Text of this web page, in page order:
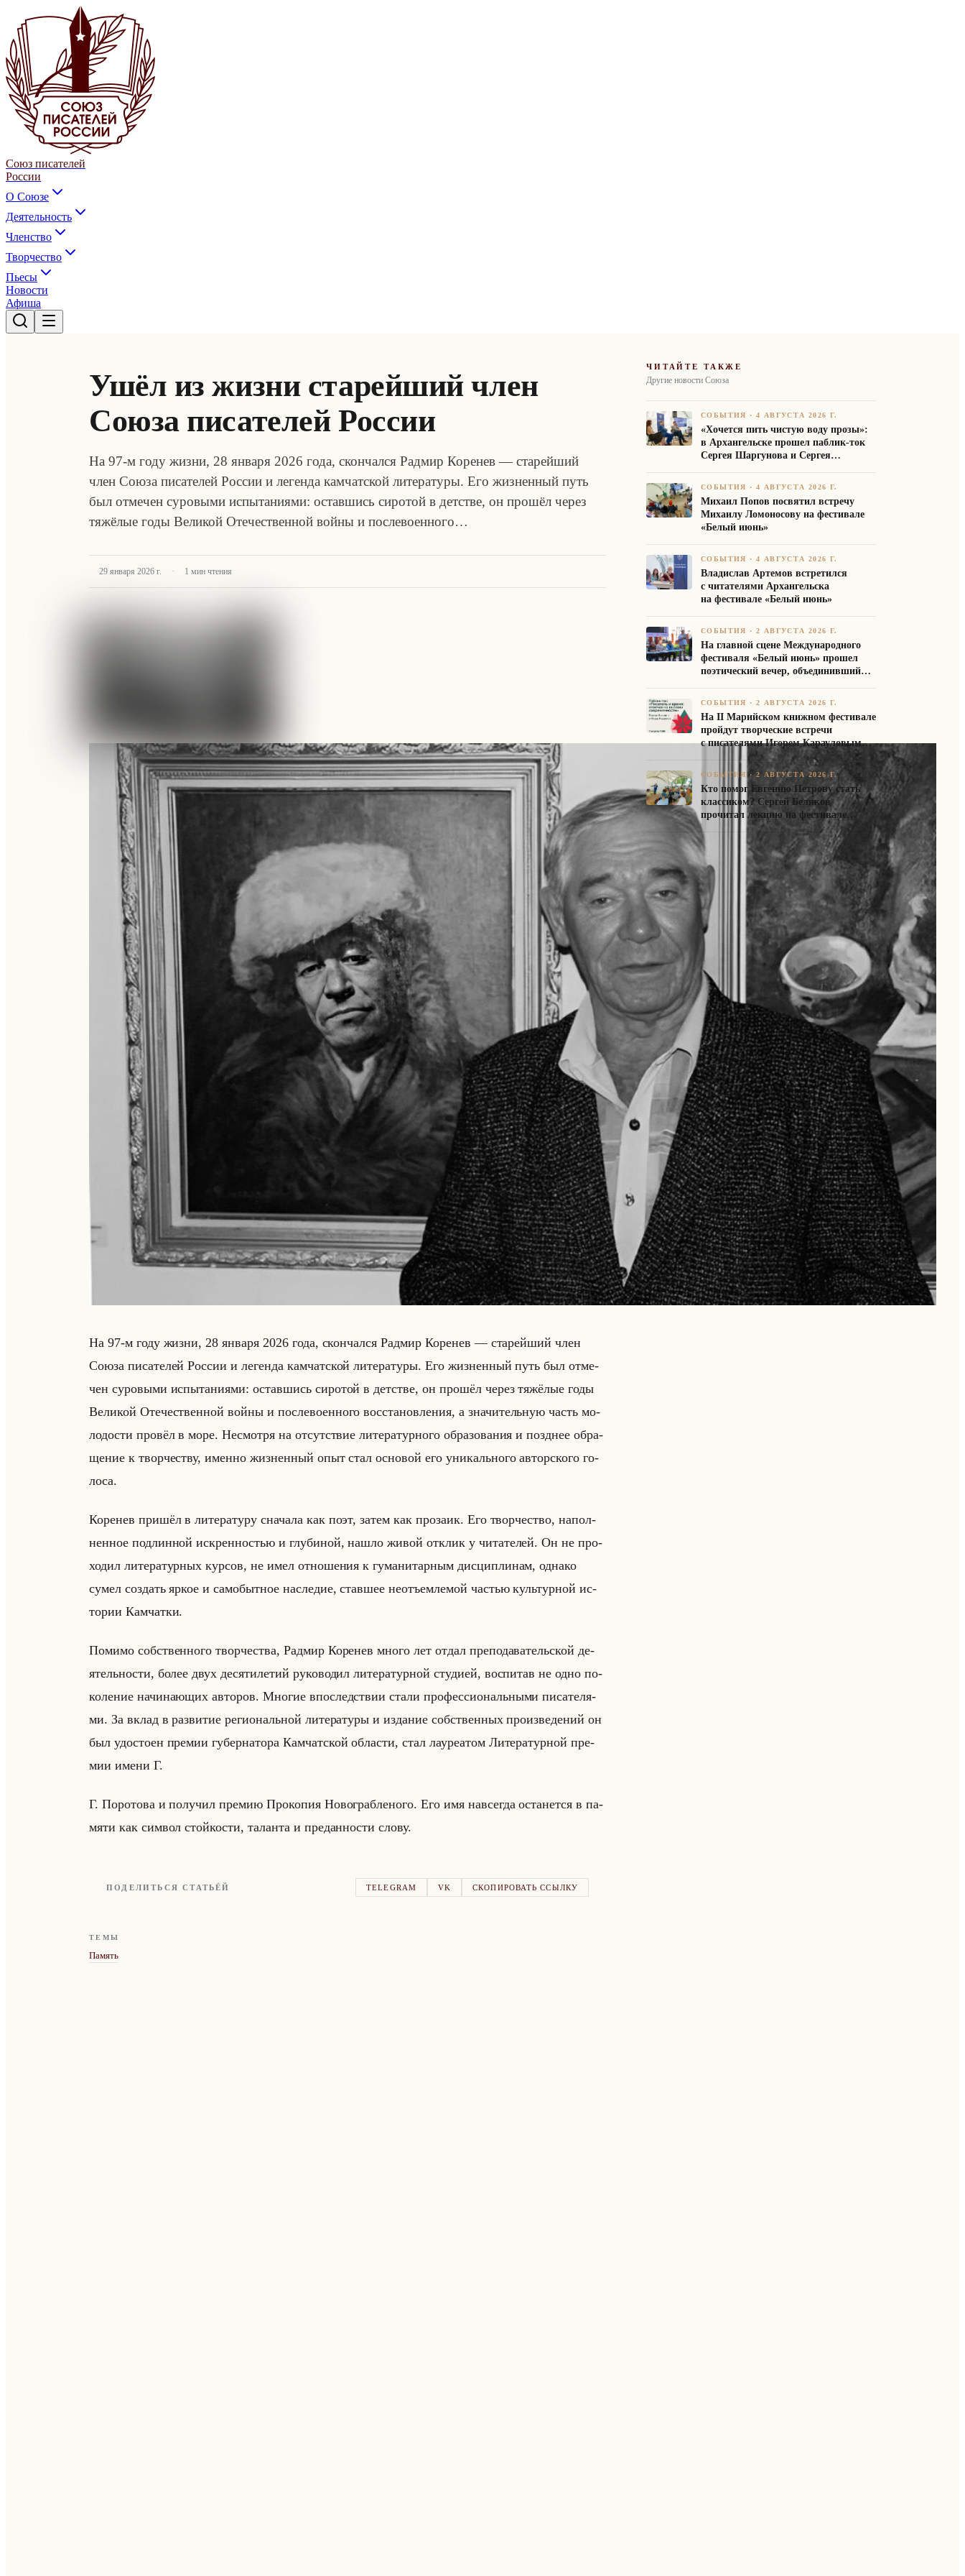
Союз писателей
России
О Союзе
Деятельность
Членство
Творчество
Пьесы
Новости
Афиша
Ушёл из жизни старейший член
Союза писателей России
На 97-м году жизни, 28 января 2026 года, скончался Радмир Коренев — старейший
член Союза писателей России и легенда камчатской литературы. Его жизненный путь
был отмечен суровыми испытаниями: оставшись сиротой в детстве, он прошёл через
тяжёлые годы Великой Отечественной войны и послевоенного…
29 января 2026 г. · 1 мин чтения
На 97-м году жизни, 28 ян­ва­ря 2026 года, скон­чал­ся Рад­мир Ко­ре­нев — ста­рейший член
Союза пи­са­те­лей Рос­сии и ле­ген­да кам­чат­ской ли­те­ра­ту­ры. Его жиз­нен­ный путь был от­ме­
чен су­ро­вы­ми ис­пы­та­ни­ями: остав­шись си­ро­той в дет­стве, он про­шёл через тя­жё­лые годы
Ве­ли­кой Оте­че­ствен­ной войны и по­сле­во­ен­но­го вос­ста­нов­ле­ния, а зна­чи­тельную часть мо­
ло­до­сти про­вёл в море. Несмот­ря на от­сут­ствие ли­те­ра­тур­но­го об­ра­зо­ва­ния и позд­нее об­ра­
ще­ние к твор­че­ству, имен­но жиз­нен­ный опыт стал ос­но­вой его уни­кально­го ав­тор­ско­го го­
ло­са.
Ко­ре­нев при­шёл в ли­те­ра­ту­ру сна­ча­ла как поэт, затем как про­за­ик. Его твор­че­ство, на­пол­
нен­ное под­лин­ной ис­крен­но­стью и глу­би­ной, нашло живой от­клик у чи­та­те­лей. Он не про­
хо­дил ли­те­ра­тур­ных кур­сов, не имел от­но­ше­ния к гу­ма­ни­тар­ным дис­ци­пли­нам, од­на­ко
сумел со­здать яркое и са­мо­быт­ное на­сле­дие, став­шее неотъем­ле­мой ча­стью культур­ной ис­
то­рии Кам­чат­ки.
По­ми­мо соб­ствен­но­го твор­че­ства, Рад­мир Ко­ре­нев много лет отдал пре­по­да­ва­тельской де­
ятельно­сти, более двух де­ся­ти­ле­тий ру­ко­во­дил ли­те­ра­тур­ной сту­ди­ей, вос­пи­тав не одно по­
ко­ле­ние на­чи­на­ющих ав­то­ров. Мно­гие впо­след­ствии стали про­фес­си­ональны­ми пи­са­те­ля­
ми. За вклад в раз­ви­тие ре­ги­ональной ли­те­ра­ту­ры и из­да­ние соб­ствен­ных про­из­ве­де­ний он
был удо­сто­ен пре­мии гу­бер­на­то­ра Кам­чат­ской об­ла­сти, стал ла­уре­атом Ли­те­ра­тур­ной пре­
мии имени Г.
Г. По­ро­то­ва и по­лу­чил пре­мию Про­ко­пия Но­во­граб­ле­но­го. Его имя на­все­гда оста­нет­ся в па­
мя­ти как сим­вол стойко­сти, та­лан­та и пре­дан­но­сти слову.
ПОДЕЛИТЬСЯ СТАТЬЁЙ TELEGRAM VK СКОПИРОВАТЬ ССЫЛКУ
ТЕМЫ
Память
ЧИТАЙТЕ ТАКЖЕ
Другие новости Союза
СОБЫТИЯ ·4 АВГУСТА 2026 Г.
«Хочется пить чистую воду прозы»:
в Архангельске прошел паблик-ток
Сергея Шаргунова и Сергея
СОБЫТИЯ ·4 АВГУСТА 2026 Г.
Михаил Попов посвятил встречу
Михаилу Ломоносову на фестивале
«Белый июнь»
СОБЫТИЯ ·4 АВГУСТА 2026 Г.
Владислав Артемов встретился
с читателями Архангельска
на фестивале «Белый июнь»
СОБЫТИЯ ·2 АВГУСТА 2026 Г.
На главной сцене Международного
фестиваля «Белый июнь» прошел
поэтический вечер, объединивший
СОБЫТИЯ ·2 АВГУСТА 2026 Г.
На II Марийском книжном фестивале
пройдут творческие встречи
с писателями Игорем Карауловым
и Платоном Бесединым
СОБЫТИЯ ·2 АВГУСТА 2026 Г.
Кто помог Евгению Петрову стать
классиком? Сергей Беляков
прочитал лекцию на фестивале
«Белый июнь»